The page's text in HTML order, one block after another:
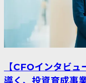
【CFOインタビ
導く、投資育成事